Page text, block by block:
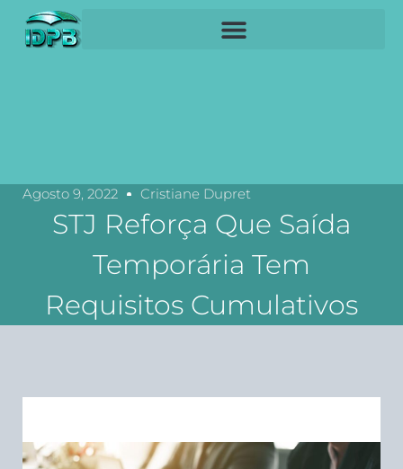
Agosto 9, 2022 Cristiane Dupret
STJ Reforça Que Saída
Temporária Tem
Requisitos Cumulativos